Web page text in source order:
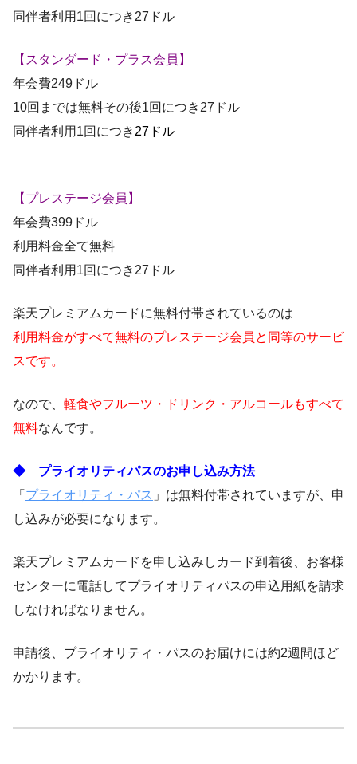
同伴者利用1回につき27ドル
【スタンダード・プラス会員】
年会費249ドル
10回までは無料その後1回につき27ドル
同伴者利用1回につき 27ドル
【プレステージ会員】
年会費399ドル
利用料金全て無料
同伴者利用1回につき27ドル
楽天プレミアムカードに無料付帯されているのは
利用料金がすべて無料のプレステージ会員と同等のサービ
スです。
なので、 軽食やフルーツ・ドリンク・アルコールもすべて
無料なんです。
◆ プライオリティパスのお申し込み方法
「 プライオリティ・パス 」は無料付帯されていますが、申
し込みが必要になります。
楽天プレミアムカードを申し込みしカード到着後、お客様
センターに電話してプライオリティパスの申込用紙を請求
しなければなりません。
申請後、プライオリティ・パスのお届けには約2週間ほど
かかります。